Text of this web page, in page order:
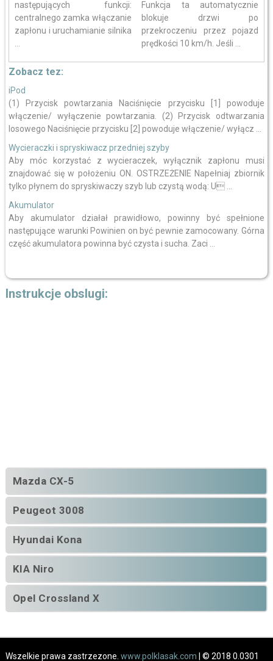
następujących funkcji:
centralnego zamka włączanie
zapłonu i uruchamianie silnika
Funkcja ta automatycznie
blokuje drzwi po
przekroczeniu przez pojazd
prędkości 10 km/h. Jeśli ...
Zobacz tez:
iPod
(1) Przycisk powtarzania Naciśnięcie przycisku [1] powoduje
włączenie/ wyłączenie powtarzania. (2) Przycisk odtwarzania
losowego Naciśnięcie przycisku [2] powoduje włączenie/ wyłącz ...
Wycieraczki i spryskiwacz przedniej szyby
Aby móc korzystać z wycieraczek, wyłącznik zapłonu musi
znajdować się w położeniu ON. OSTRZEŻENIE Napełniaj zbiornik
tylko płynem do spryskiwaczy szyb lub czystą wodą: U ...
Akumulator
Aby akumulator działał prawidłowo, powinny być spełnione
następujące warunki Powinien on być pewnie zamocowany. Górna
część akumulatora powinna być czysta i sucha. Zaci ...
Instrukcje obslugi:
Mazda CX-5
Peugeot 3008
Hyundai Kona
KIA Niro
Opel Crossland X
Wszelkie prawa zastrzezone. www.polklasak.com | © 2018 0.0301